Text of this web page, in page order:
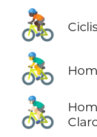
🚴🏿
🚴‍♂️
🚴🏻‍♂️